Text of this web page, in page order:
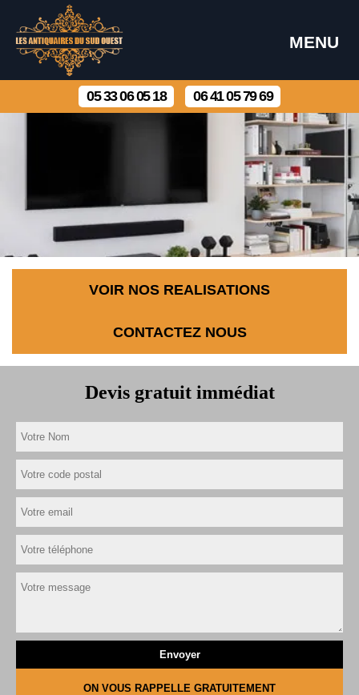
MENU
05 33 06 05 18 06 41 05 79 69
VOIR NOS REALISATIONS
CONTACTEZ NOUS
Devis gratuit immédiat
ON VOUS RAPPELLE GRATUITEMENT